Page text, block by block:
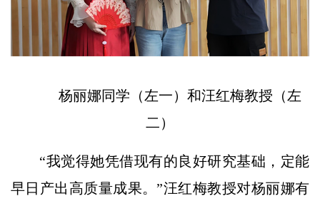
杨丽娜同学（左一）和汪红梅教授（左
二）
“我觉得她凭借现有的良好研究基础，定能
早日产出高质量成果。”汪红梅教授对杨丽娜有